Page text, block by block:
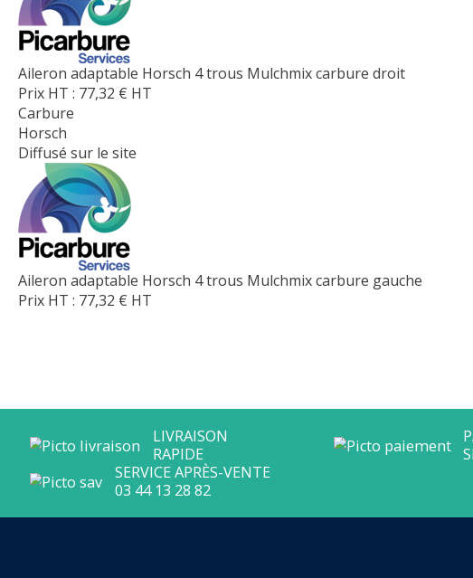
Aileron adaptable Horsch 4 trous Mulchmix carbure droit
Prix HT : 77,32 € HT
Carbure
Horsch
Diffusé sur le site
Aileron adaptable Horsch 4 trous Mulchmix carbure gauche
Prix HT : 77,32 € HT